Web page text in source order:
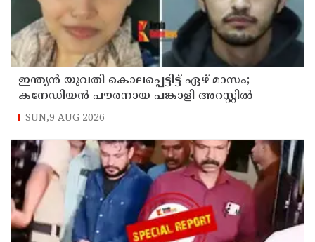
ഇന്ത്യന്‍ യുവതി കൊലപ്പെട്ടിട്ട് ഏഴ് മാസം;
കനേഡിയന്‍ പൗരനായ പങ്കാളി അറസ്റ്റില്‍
SUN,9 AUG 2026